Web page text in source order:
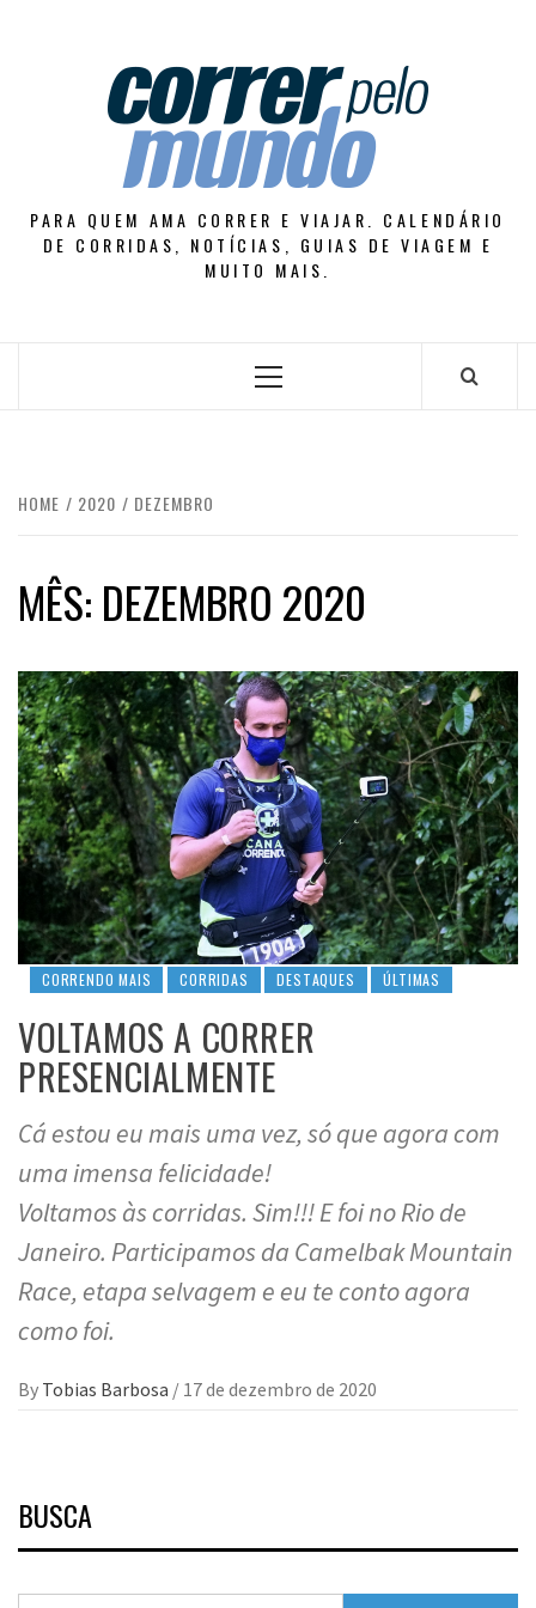
PARA QUEM AMA CORRER E VIAJAR. CALENDÁRIO
DE CORRIDAS, NOTÍCIAS, GUIAS DE VIAGEM E
MUITO MAIS.
Primary
HOME 2020 DEZEMBRO
MÊS: DEZEMBRO 2020
CORRENDO MAIS CORRIDAS DESTAQUES ÚLTIMAS
VOLTAMOS A CORRER
PRESENCIALMENTE
Cá estou eu mais uma vez, só que agora com
uma imensa felicidade!
Voltamos às corridas. Sim!!! E foi no Rio de
Janeiro. Participamos da Camelbak Mountain
Race, etapa selvagem e eu te conto agora
como foi.
By Tobias Barbosa / 17 de dezembro de 2020
BUSCA